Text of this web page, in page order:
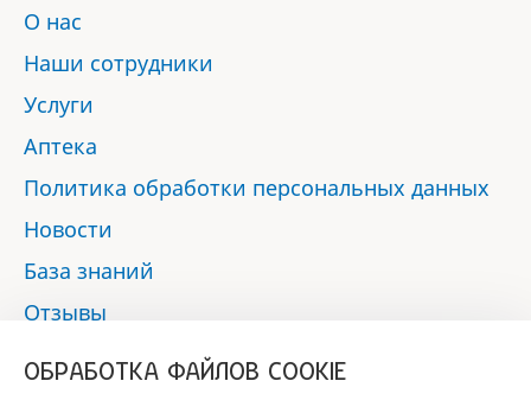
О нас
Наши сотрудники
Услуги
Аптека
Политика обработки персональных данных
Новости
База знаний
Отзывы
ОБРАБОТКА ФАЙЛОВ COOKIE